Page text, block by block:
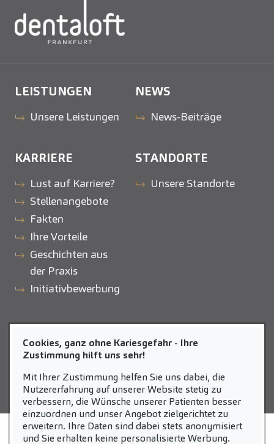
LEISTUNGEN
Unsere Leistungen
NEWS
News-Beiträge
KARRIERE
Lust auf Karriere?
Stellenangebote
Fakten
Ihre Vorteile
Geschichten aus
der Praxis
Initiativbewerbung
STANDORTE
Unsere Standorte
ZAHNEINS
zahneins.com
STARTSEITE KONTAKT
Cookies, ganz ohne Kariesgefahr - Ihre
Zustimmung hilft uns sehr!
Mit Ihrer Zustimmung helfen Sie uns dabei, die
Nutzererfahrung auf unserer Website stetig zu
verbessern, die Wünsche unserer Patienten besser
einzuordnen und unser Angebot zielgerichtet zu
erweitern. Ihre Daten sind dabei stets anonymisiert
und Sie erhalten keine personalisierte Werbung.